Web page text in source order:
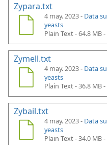
Zypara.txt
4 may. 2023 - Data
yeasts
Plain Text - 64.8 MB -
Zymell.txt
4 may. 2023 - Data
yeasts
Plain Text - 36.8 MB -
Zybail.txt
4 may. 2023 - Data
yeasts
Plain Text - 34.0 MB -